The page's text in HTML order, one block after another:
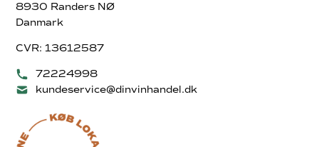
8930 Randers NØ
Danmark
CVR: 13612587
72224998
kundeservice@dinvinhandel.dk